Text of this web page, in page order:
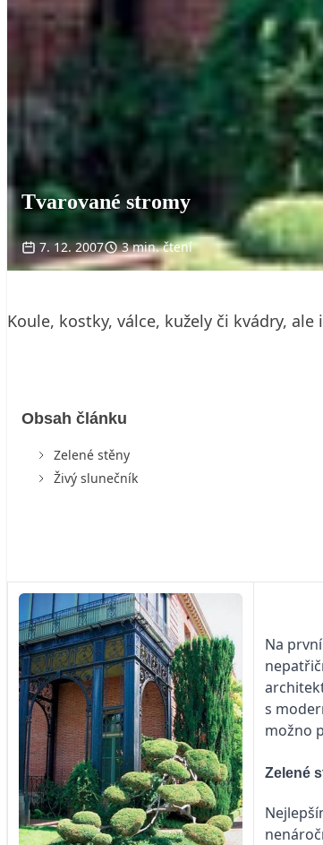
Tvarované stromy
7. 12. 2007 3 min. čtení
Koule, kostky, válce, kužely či kvádry,
Obsah článku
Zelené stěny
Živý slunečník
Na
s
možno
Zelené